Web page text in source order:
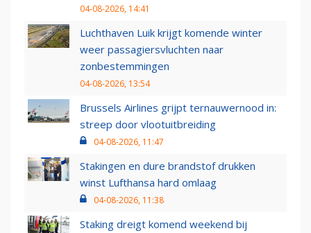
04-08-2026, 14:41
Luchthaven Luik krijgt komende winter
weer passagiersvluchten naar
zonbestemmingen
04-08-2026, 13:54
Brussels Airlines grijpt ternauwernood in:
streep door vlootuitbreiding
04-08-2026, 11:47
Stakingen en dure brandstof drukken
winst Lufthansa hard omlaag
04-08-2026, 11:38
Staking dreigt komend weekend bij